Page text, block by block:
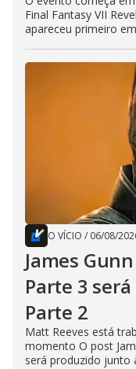
Final Fantasy VII
apareceu primeiro
O VÍCIO / 06/08/
James
Parte 3
Parte 2
Matt Reeves está
momento O post
será produzido junto